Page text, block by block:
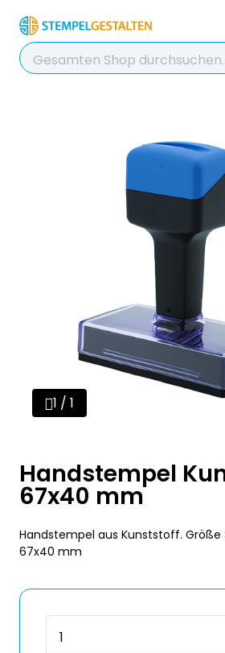
Chatten Sie 24/7
hilfreichen Chatbot
Kontakt
+49 2038 0480
1 / 1
Handstempel
67x40 mm
Handstempel aus Kunststoff.
67x40 mm